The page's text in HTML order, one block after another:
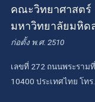
คณะวิทยาศาสตร์
มหาวิทยาลัยมหิด
ก่อตั้ง พ.ศ. 2510
เลขที่ 272 ถนนพระราม
10400 ประเทศไทย โท